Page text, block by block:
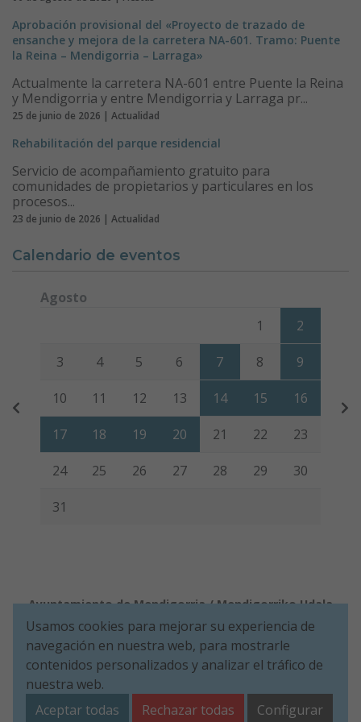
Aprobación provisional del «Proyecto de trazado de
ensanche y mejora de la carretera NA-601. Tramo: Puente
la Reina – Mendigorria – Larraga»
Actualmente la carretera NA-601 entre Puente la Reina
y Mendigorria y entre Mendigorria y Larraga pr...
25 de junio de 2026 | Actualidad
Rehabilitación del parque residencial
Servicio de acompañamiento gratuito para
comunidades de propietarios y particulares en los
procesos...
23 de junio de 2026 | Actualidad
Calendario de eventos
Agosto
Viernes Sábado
1 2
3 4 5 6 7 8 9
10 11 12 13 14 15 16
17 18 19 20 21 22 23
24 25 26 27 28 29 30
31
Ayuntamiento de Mendigorria / Mendigorriko Udala
Aviso legal
Política de Cookies
Accesibilidad
Política de Seguridad de la información
Aviso de privacidad
Plaza de Los Fueros, 1º - 31150 Mendigorria (NAVARRA)
Usamos cookies para mejorar su experiencia de
navegación en nuestra web, para mostrarle
contenidos personalizados y analizar el tráfico de
nuestra web.
Aceptar todas
Rechazar todas Configurar